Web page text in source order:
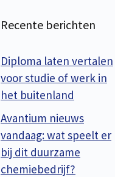
Recente berichten
Diploma laten vertalen
voor studie of werk in
het buitenland
Avantium nieuws
vandaag: wat speelt er
bij dit duurzame
chemiebedrijf?